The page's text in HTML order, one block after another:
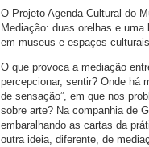
O Projeto Agenda Cultural do
Mediação: duas orelhas e
em museus e espaços
O que provoca a mediação
percepcionar, sentir? Onde há
de sensação”, em que nos
sobre arte? Na companhia de
embaralhando as cartas da
outra ideia, diferente, de